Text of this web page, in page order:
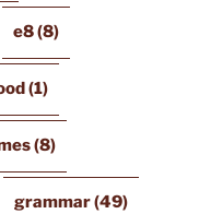
e8(8)
(1)
(8)
grammar(49)